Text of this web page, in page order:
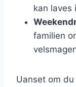
kan laves
familien
Uanset om